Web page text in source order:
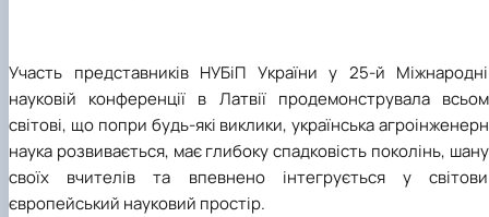
Участь представників НУБіП України у 25-й
науковій конференції в Латвії продемонструвала
світові, що попри будь-які виклики, українська
наука розвивається, має глибоку спадковість поколінь,
своїх вчителів та впевнено інтегрується у
європейський науковий простір.